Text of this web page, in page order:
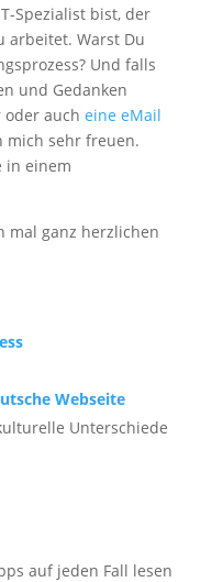
Spezialist bist, der
arbeitet. Warst Du
Und falls
und Gedanken
oder auch eine eMail
mich sehr freuen.
in einem
mal ganz herzlichen
Webseite
Unterschiede
auf jeden Fall lesen